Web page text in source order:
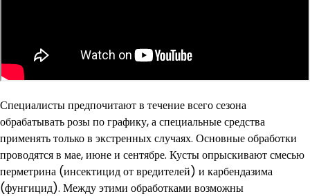
Специалисты предпочитают в течение всего сезона
обрабатывать розы по графику, а специальные средства
применять только в экстренных случаях. Основные обработки
проводятся в мае, июне и сентябре. Кусты опрыскивают смесью
перметрина (инсектицид от вредителей) и карбендазима
(фунгицид). Между этими обработками возможны